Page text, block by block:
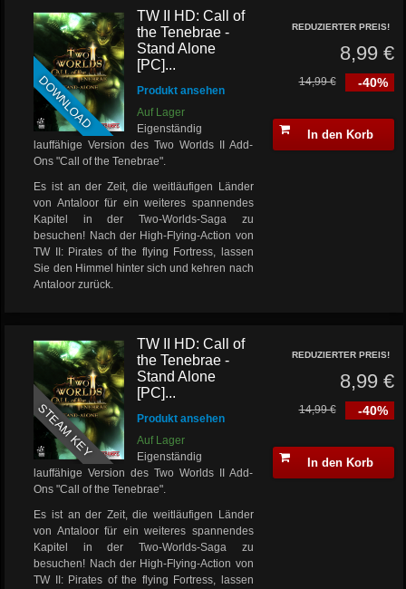
DOWNLOAD
TW II HD: Call of
the Tenebrae -
Stand Alone
[PC]...
Produkt ansehen
Auf Lager
Eigenständig
lauffähige Version des Two Worlds II Add-
Ons "Call of the Tenebrae".
Es ist an der Zeit, die weitläufigen Länder
von Antaloor für ein weiteres spannendes
Kapitel in der Two-Worlds-Saga zu
besuchen! Nach der High-Flying-Action von
TW II: Pirates of the flying Fortress, lassen
Sie den Himmel hinter sich und kehren nach
Antaloor zurück.
REDUZIERTER PREIS!
8,99 €
-40%
14,99 €
In den Korb
STEAM KEY
TW II HD: Call of
the Tenebrae -
Stand Alone
[PC]...
Produkt ansehen
Auf Lager
Eigenständig
lauffähige Version des Two Worlds II Add-
Ons "Call of the Tenebrae".
Es ist an der Zeit, die weitläufigen Länder
von Antaloor für ein weiteres spannendes
Kapitel in der Two-Worlds-Saga zu
besuchen! Nach der High-Flying-Action von
TW II: Pirates of the flying Fortress, lassen
REDUZIERTER PREIS!
8,99 €
-40%
14,99 €
In den Korb